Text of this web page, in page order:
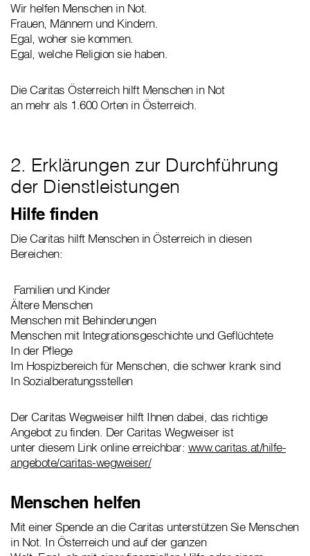
Wir helfen Menschen in Not.
Frauen, Männern und Kindern.
Egal, woher sie kommen.
Egal, welche Religion sie haben.
Die Caritas Österreich hilft Menschen in Not
an mehr als 1.600 Orten in Österreich.
2. Erklärungen zur Durchführung
der Dienstleistungen
Hilfe finden
Die Caritas hilft Menschen in Österreich in diesen
Bereichen:
Familien und Kinder
Ältere Menschen
Menschen mit Behinderungen
Menschen mit Integrationsgeschichte und Geflüchtete
In der Pflege
Im Hospizbereich für Menschen, die schwer krank sind
In Sozialberatungsstellen
Der Caritas Wegweiser hilft Ihnen dabei, das richtige
Angebot zu finden. Der Caritas Wegweiser ist
unter diesem Link online erreichbar: www.caritas.at/hilfe-
angebote/caritas-wegweiser/
Menschen helfen
Mit einer Spende an die Caritas unterstützen Sie Menschen
in Not. In Österreich und auf der ganzen